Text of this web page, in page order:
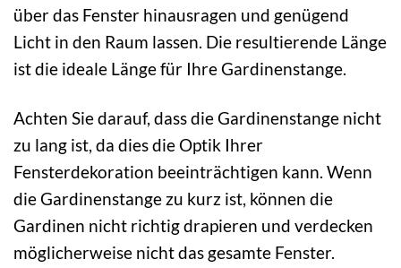
über das Fenster hinausragen und genügend
Licht in den Raum lassen. Die resultierende Länge
ist die ideale Länge für Ihre Gardinenstange.
Achten Sie darauf, dass die Gardinenstange nicht
zu lang ist, da dies die Optik Ihrer
Fensterdekoration beeinträchtigen kann. Wenn
die Gardinenstange zu kurz ist, können die
Gardinen nicht richtig drapieren und verdecken
möglicherweise nicht das gesamte Fenster.